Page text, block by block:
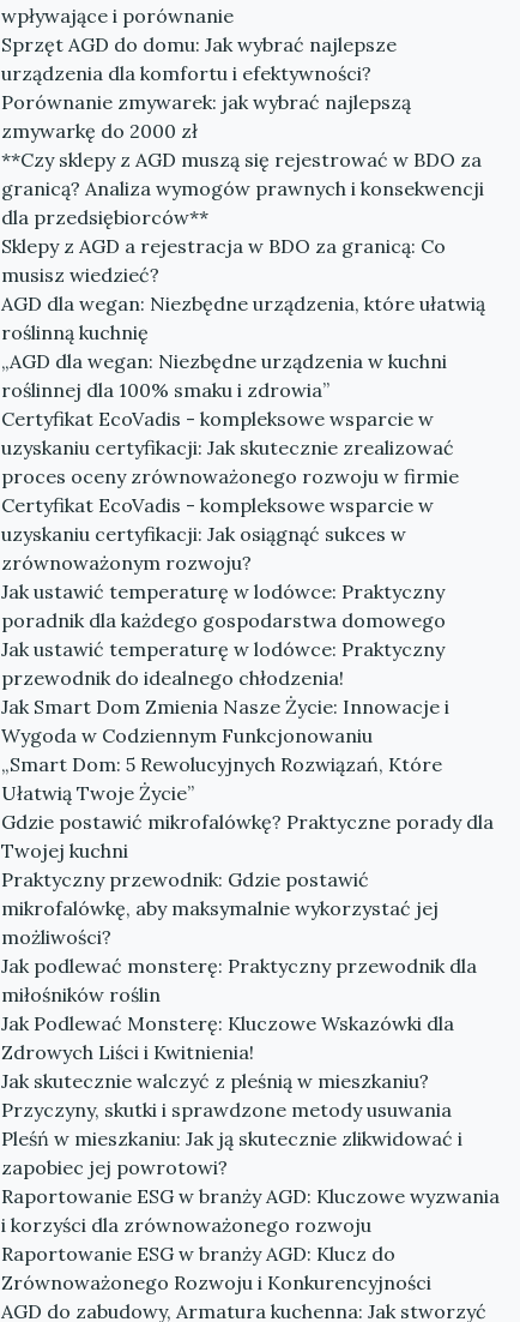
wpływające i porównanie
Sprzęt AGD do domu: Jak wybrać najlepsze
urządzenia dla komfortu i efektywności?
Porównanie zmywarek: jak wybrać najlepszą
zmywarkę do 2000 zł
**Czy sklepy z AGD muszą się rejestrować w BDO za
granicą? Analiza wymogów prawnych i konsekwencji
dla przedsiębiorców**
Sklepy z AGD a rejestracja w BDO za granicą: Co
musisz wiedzieć?
AGD dla wegan: Niezbędne urządzenia, które ułatwią
roślinną kuchnię
„AGD dla wegan: Niezbędne urządzenia w kuchni
roślinnej dla 100% smaku i zdrowia”
Certyfikat EcoVadis - kompleksowe wsparcie w
uzyskaniu certyfikacji: Jak skutecznie zrealizować
proces oceny zrównoważonego rozwoju w firmie
Certyfikat EcoVadis - kompleksowe wsparcie w
uzyskaniu certyfikacji: Jak osiągnąć sukces w
zrównoważonym rozwoju?
Jak ustawić temperaturę w lodówce: Praktyczny
poradnik dla każdego gospodarstwa domowego
Jak ustawić temperaturę w lodówce: Praktyczny
przewodnik do idealnego chłodzenia!
Jak Smart Dom Zmienia Nasze Życie: Innowacje i
Wygoda w Codziennym Funkcjonowaniu
„Smart Dom: 5 Rewolucyjnych Rozwiązań, Które
Ułatwią Twoje Życie”
Gdzie postawić mikrofalówkę? Praktyczne porady dla
Twojej kuchni
Praktyczny przewodnik: Gdzie postawić
mikrofalówkę, aby maksymalnie wykorzystać jej
możliwości?
Jak podlewać monsterę: Praktyczny przewodnik dla
miłośników roślin
Jak Podlewać Monsterę: Kluczowe Wskazówki dla
Zdrowych Liści i Kwitnienia!
Jak skutecznie walczyć z pleśnią w mieszkaniu?
Przyczyny, skutki i sprawdzone metody usuwania
Pleśń w mieszkaniu: Jak ją skutecznie zlikwidować i
zapobiec jej powrotowi?
Raportowanie ESG w branży AGD: Kluczowe wyzwania
i korzyści dla zrównoważonego rozwoju
Raportowanie ESG w branży AGD: Klucz do
Zrównoważonego Rozwoju i Konkurencyjności
AGD do zabudowy, Armatura kuchenna: Jak stworzyć